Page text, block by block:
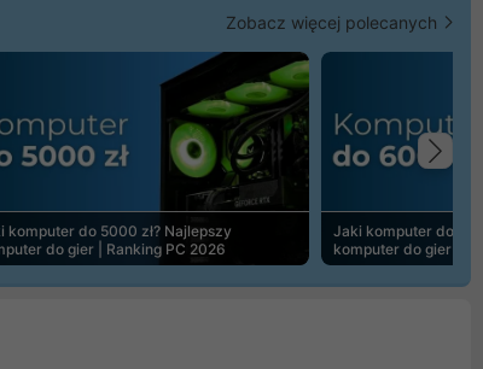
Zobacz więcej polecanych
komputer do 5000 zł? Najlepszy
do gier | Ranking PC 2026
Jaki komputer do
komputer do gier |